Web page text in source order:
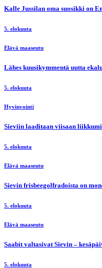
Kalle Jussilan oma suosikki on
5. elokuuta
Elävä maaseutu
Lähes kuusikymmentä uutta
5. elokuuta
Hyvinvointi
Sieviin laaditaan viisaan
5. elokuuta
Elävä maaseutu
Sievin frisbeegolfradoista on
5. elokuuta
Elävä maaseutu
Saabit valtasivat Sievin –
5. elokuuta